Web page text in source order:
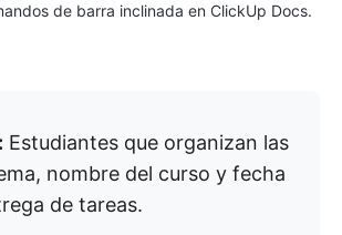
de barra inclinada en ClickUp Docs.
Estudiantes que organizan las
nombre del curso y fecha
de tareas.